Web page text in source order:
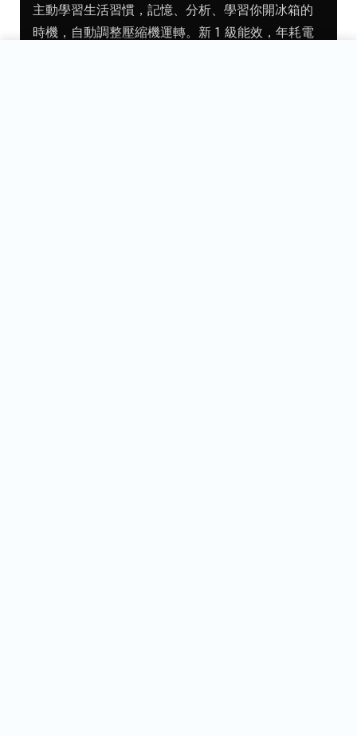
主動學習生活習慣，記憶、分析、學習你開冰箱的
時機，自動調整壓縮機運轉。新 1 級能效，年耗電